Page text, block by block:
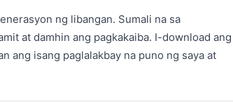
ng libangan. Sumali na sa
at damhin ang pagkakaiba. I-download ang
ang isang paglalakbay na puno ng saya at